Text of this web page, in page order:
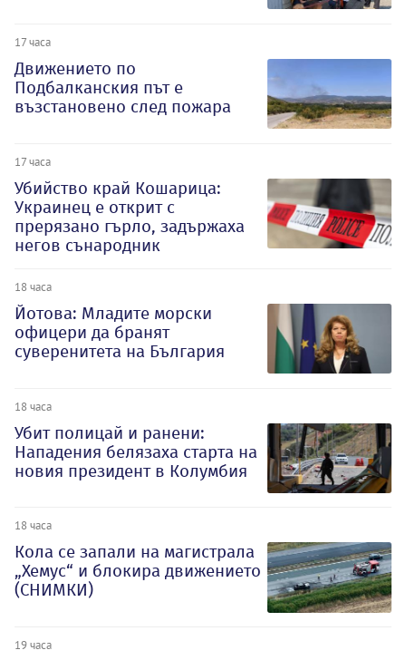
17 часа
Движението по
Подбалканския път е
възстановено след пожара
17 часа
Убийство край Кошарица:
Украинец е открит с
прерязано гърло, задържаха
негов сънародник
18 часа
Йотова: Младите морски
офицери да бранят
суверенитета на България
18 часа
Убит полицай и ранени:
Нападения белязаха старта на
новия президент в Колумбия
18 часа
Кола се запали на магистрала
„Хемус“ и блокира движението
(СНИМКИ)
19 часа